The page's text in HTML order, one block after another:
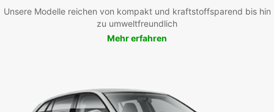
Unsere Modelle reichen von kompakt und kraftstoffsparend bis hin
zu umweltfreundlich
Mehr erfahren